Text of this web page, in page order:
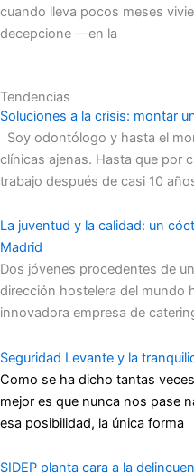
cuando lleva pocos meses
decepcione —en la
Tendencias
Soluciones a la crisis: montar
Soy odontólogo y hasta el
clínicas ajenas. Hasta que por
trabajo después de casi 10
La juventud y la calidad: un
Madrid
Dos jóvenes procedentes de
dirección hostelera del mundo
innovadora empresa de
Seguridad Levante y la
Como se ha dicho tantas
mejor es que nunca nos pase
esa posibilidad, la única forma
SIDEP planta cara a la